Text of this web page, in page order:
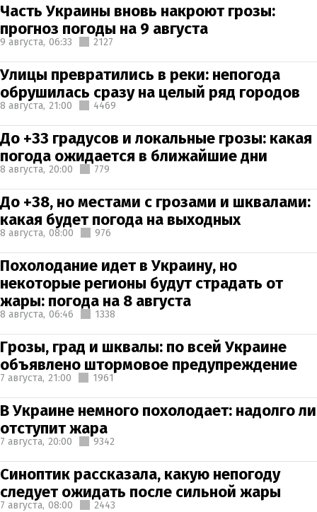
Часть Украины вновь накроют грозы:
прогноз погоды на 9 августа
9 августа, 06:33 2127
Улицы превратились в реки: непогода
обрушилась сразу на целый ряд городов
8 августа, 21:00 4469
До +33 градусов и локальные грозы: какая
погода ожидается в ближайшие дни
8 августа, 20:00 779
До +38, но местами с грозами и шквалами:
какая будет погода на выходных
8 августа, 08:00 976
Похолодание идет в Украину, но
некоторые регионы будут страдать от
жары: погода на 8 августа
8 августа, 06:46 1338
Грозы, град и шквалы: по всей Украине
объявлено штормовое предупреждение
7 августа, 21:00 1961
В Украине немного похолодает: надолго ли
отступит жара
7 августа, 20:00 9342
Синоптик рассказала, какую непогоду
следует ожидать после сильной жары
7 августа, 08:00 2443